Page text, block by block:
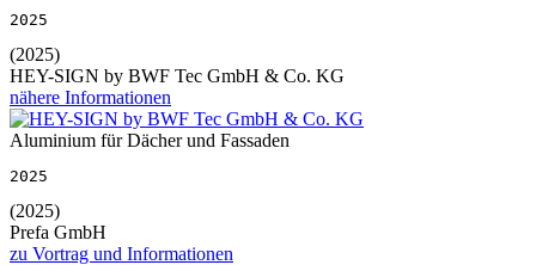
2025
(2025)
HEY-SIGN by BWF Tec GmbH & Co. KG
nähere Informationen
Aluminium für Dächer und Fassaden
2025
(2025)
Prefa GmbH
zu Vortrag und Informationen